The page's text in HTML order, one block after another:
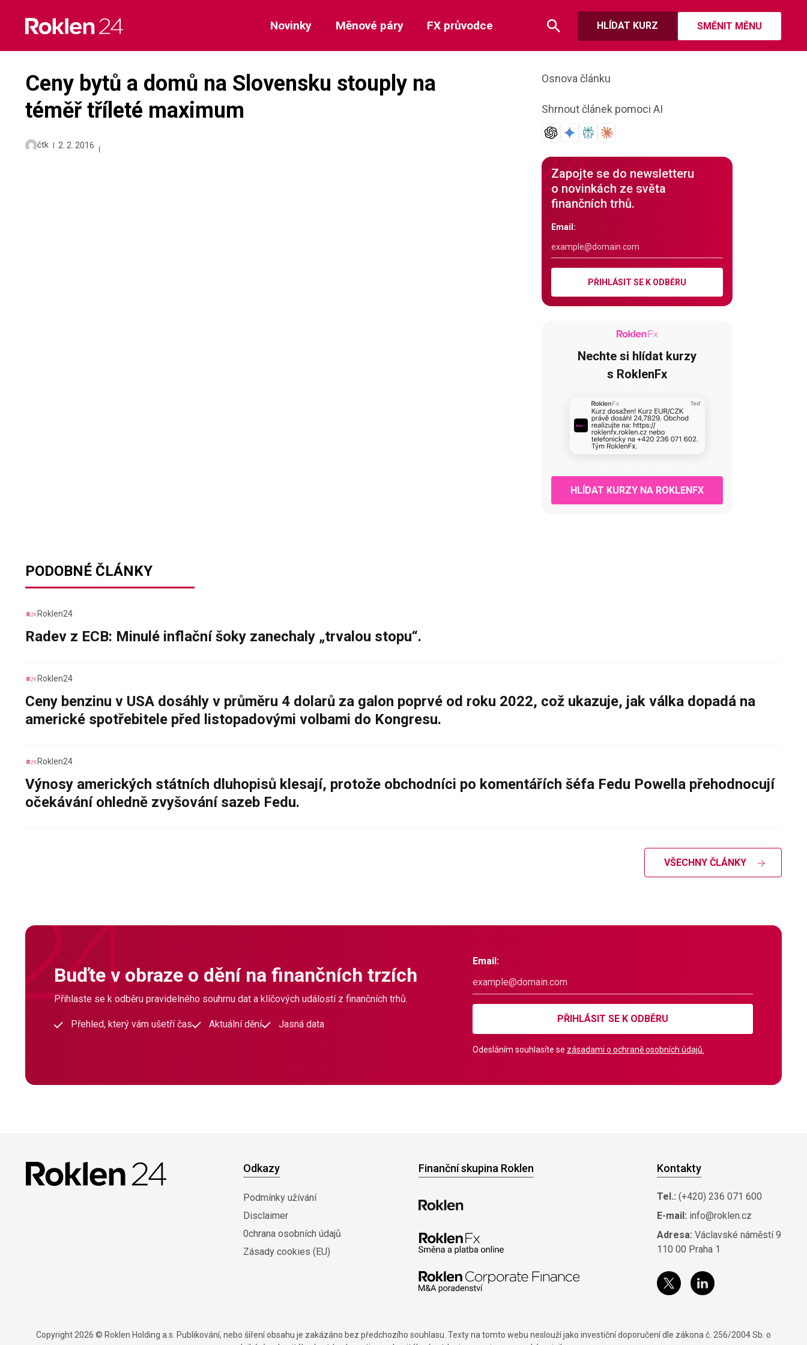
content
HLÍDAT KURZ SMĚNIT MĚNU
Novinky Měnové páry FX průvodce
Ceny bytů a domů na Slovensku stouply na
téměř tříleté maximum
čtk 2. 2. 2016
Osnova článku
Shrnout článek pomoci AI
Zapojte se do newsletteru
o novinkách ze světa
finančních trhů.
Email:
PŘIHLÁSIT SE K ODBĚRU
Nechte si hlídat kurzy
s RoklenFx
HLÍDAT KURZY NA ROKLENFX
PODOBNÉ ČLÁNKY
Roklen24
Radev z ECB: Minulé inflační šoky zanechaly „trvalou stopu“.
Roklen24
Ceny benzinu v USA dosáhly v průměru 4 dolarů za galon poprvé od roku 2022, což ukazuje, jak válka dopadá na
americké spotřebitele před listopadovými volbami do Kongresu.
Roklen24
Výnosy amerických státních dluhopisů klesají, protože obchodníci po komentářích šéfa Fedu Powella přehodnocují
očekávání ohledně zvyšování sazeb Fedu.
VŠECHNY ČLÁNKY
Buďte v obraze o dění na finančních trzích
Přihlaste se k odběru pravidelného souhrnu dat a klíčových událostí z finančních trhů.
Přehled, který vám ušetří čas Aktuální dění Jasná data
Email:
PŘIHLÁSIT SE K ODBĚRU
Odesláním souhlasíte se zásadami o ochraně osobních údajů.
Odkazy
Podmínky užívání
Disclaimer
0chrana osobních údajů
Zásady cookies (EU)
Finanční skupina Roklen Kontakty
Tel.: (+420) 236 071 600
E-mail: info@roklen.cz
Adresa: Václavské náměstí 9
110 00 Praha 1
Copyright 2026 © Roklen Holding a.s. Publikování, nebo šíření obsahu je zakázáno bez předchozího souhlasu. Texty na tomto webu neslouží jako investiční doporučení dle zákona č. 256/2004 Sb. o